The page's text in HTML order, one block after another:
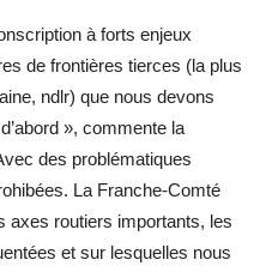
à forts enjeux
de frontières tierces (la plus
ndlr) que nous devons
», commente la
des problématiques
La Franche-Comté
axes routiers importants, les
et sur lesquelles nous